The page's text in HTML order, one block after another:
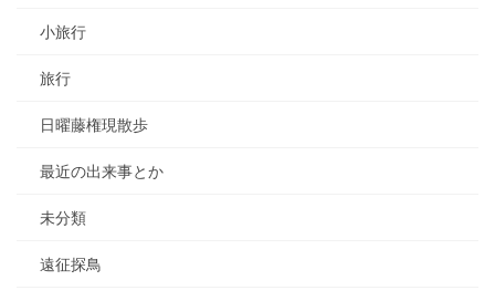
小旅行
旅行
日曜藤権現散歩
最近の出来事とか
未分類
遠征探鳥